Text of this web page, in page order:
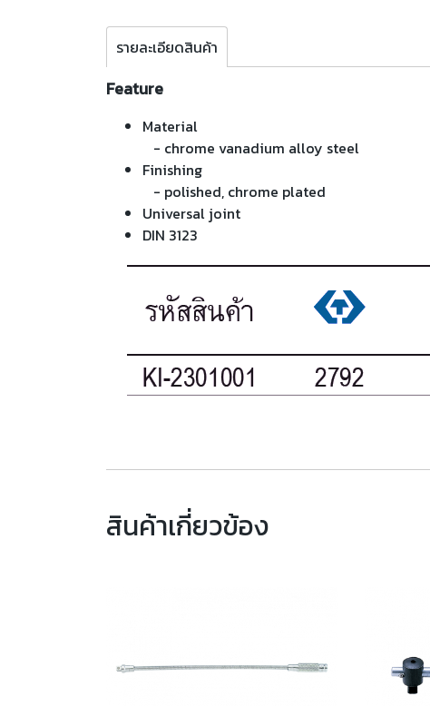
รายละเอียดสินค้า
Feature
Material
- chrome vanadium alloy steel
Finishing
- polished, chrome plated
Universal joint
DIN 3123
สินค้าเกี่ยวข้อง